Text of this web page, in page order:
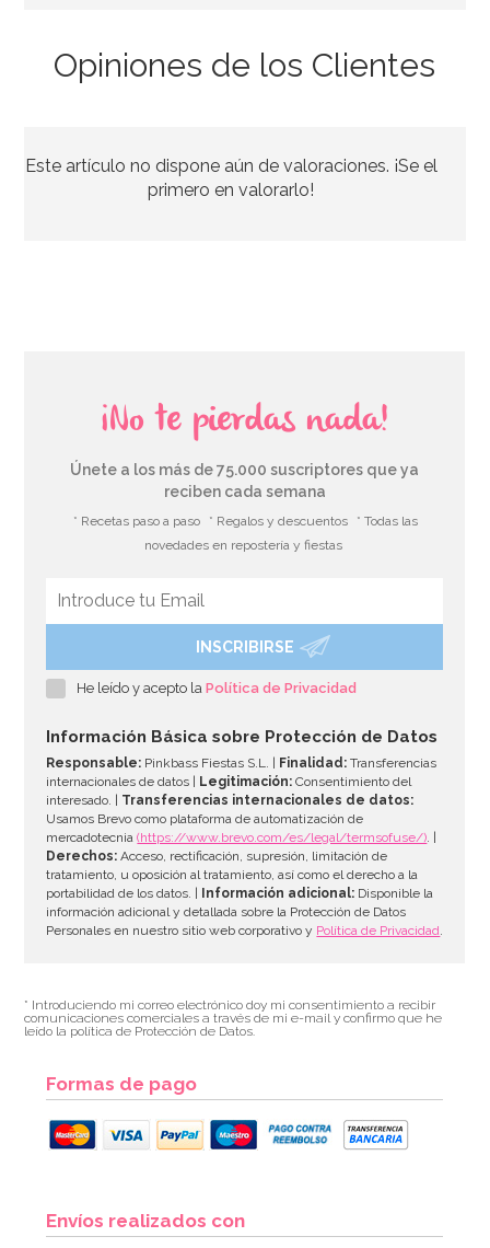
5,50€
Photocall Hollywood 165cm
AÑADIR
Opiniones de los Clientes
Este artículo no dispone aún de valoraciones. ¡Se el
primero en valorarlo!
¡No te pierdas nada!
Únete a los más de 75.000 suscriptores que ya
reciben cada semana
* Recetas paso a paso * Regalos y descuentos
* Todas las
novedades en repostería y fiestas
INSCRIBIRSE
He leído y acepto laPolítica de Privacidad
Información Básica sobre Protección de Datos
Responsable: Pinkbass Fiestas S.L. | Finalidad: Transferencias
internacionales de datos |
Legitimación: Consentimiento del
interesado. | Transferencias internacionales de datos:
Usamos Brevo como plataforma de automatización de
mercadotecnia(https://www.brevo.com/es/legal/termsofuse/). |
Derechos: Acceso, rectificación, supresión, limitación de
tratamiento, u oposición al tratamiento, así como el derecho a la
portabilidad de los datos. |
Información adicional: Disponible la
información adicional y detallada sobre la Protección de Datos
Personales en nuestro sitio web corporativo y Política de Privacidad.
* Introduciendo mi correo electrónico doy mi consentimiento a recibir
comunicaciones comerciales a través de mi e-mail y confirmo que he
leído la política de Protección de Datos.
Formas de pago
Envíos realizados con